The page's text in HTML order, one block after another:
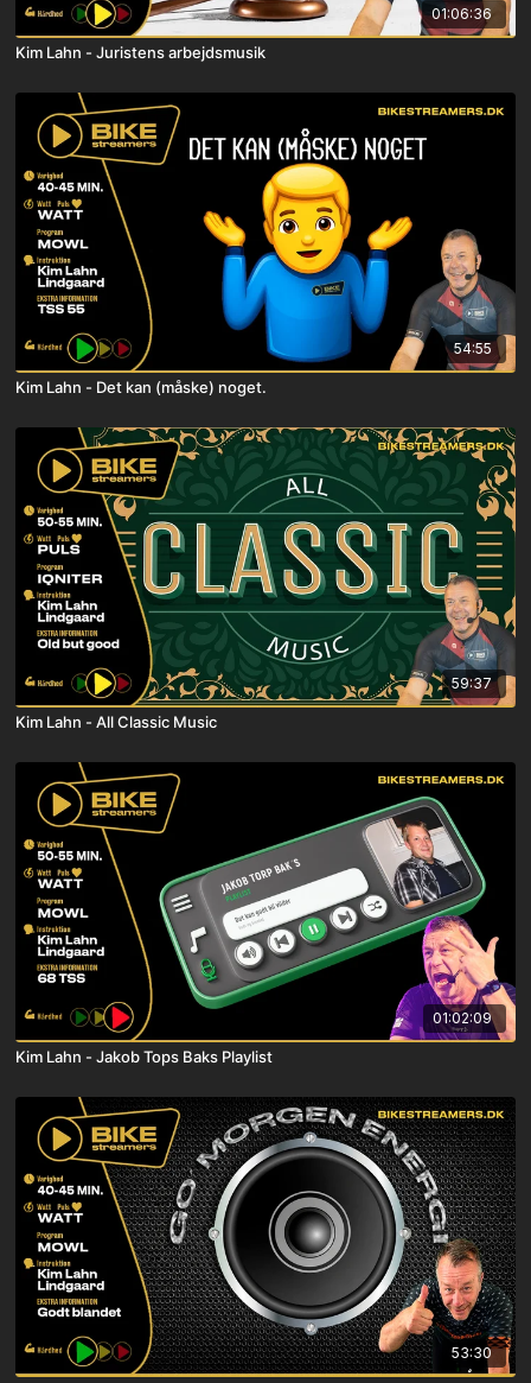
01:06:36
Kim Lahn - Juristens arbejdsmusik
54:55
Kim Lahn - Det kan (måske) noget.
59:37
Kim Lahn - All Classic Music
01:02:09
Kim Lahn - Jakob Tops Baks Playlist
53:30